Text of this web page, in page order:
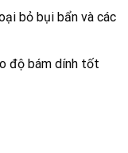
bỏ bụi bẩn và các
độ bám dính tốt